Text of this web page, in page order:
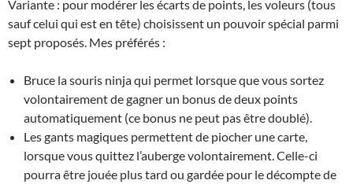
Variante : pour modérer les écarts de points, les voleurs (tous
sauf celui qui est en tête) choisissent un pouvoir spécial parmi
sept proposés. Mes préférés :
Bruce la souris ninja qui permet lorsque que vous sortez
volontairement de gagner un bonus de deux points
automatiquement (ce bonus ne peut pas être doublé).
Les gants magiques permettent de piocher une carte,
lorsque vous quittez l’auberge volontairement. Celle-ci
pourra être jouée plus tard ou gardée pour le décompte de